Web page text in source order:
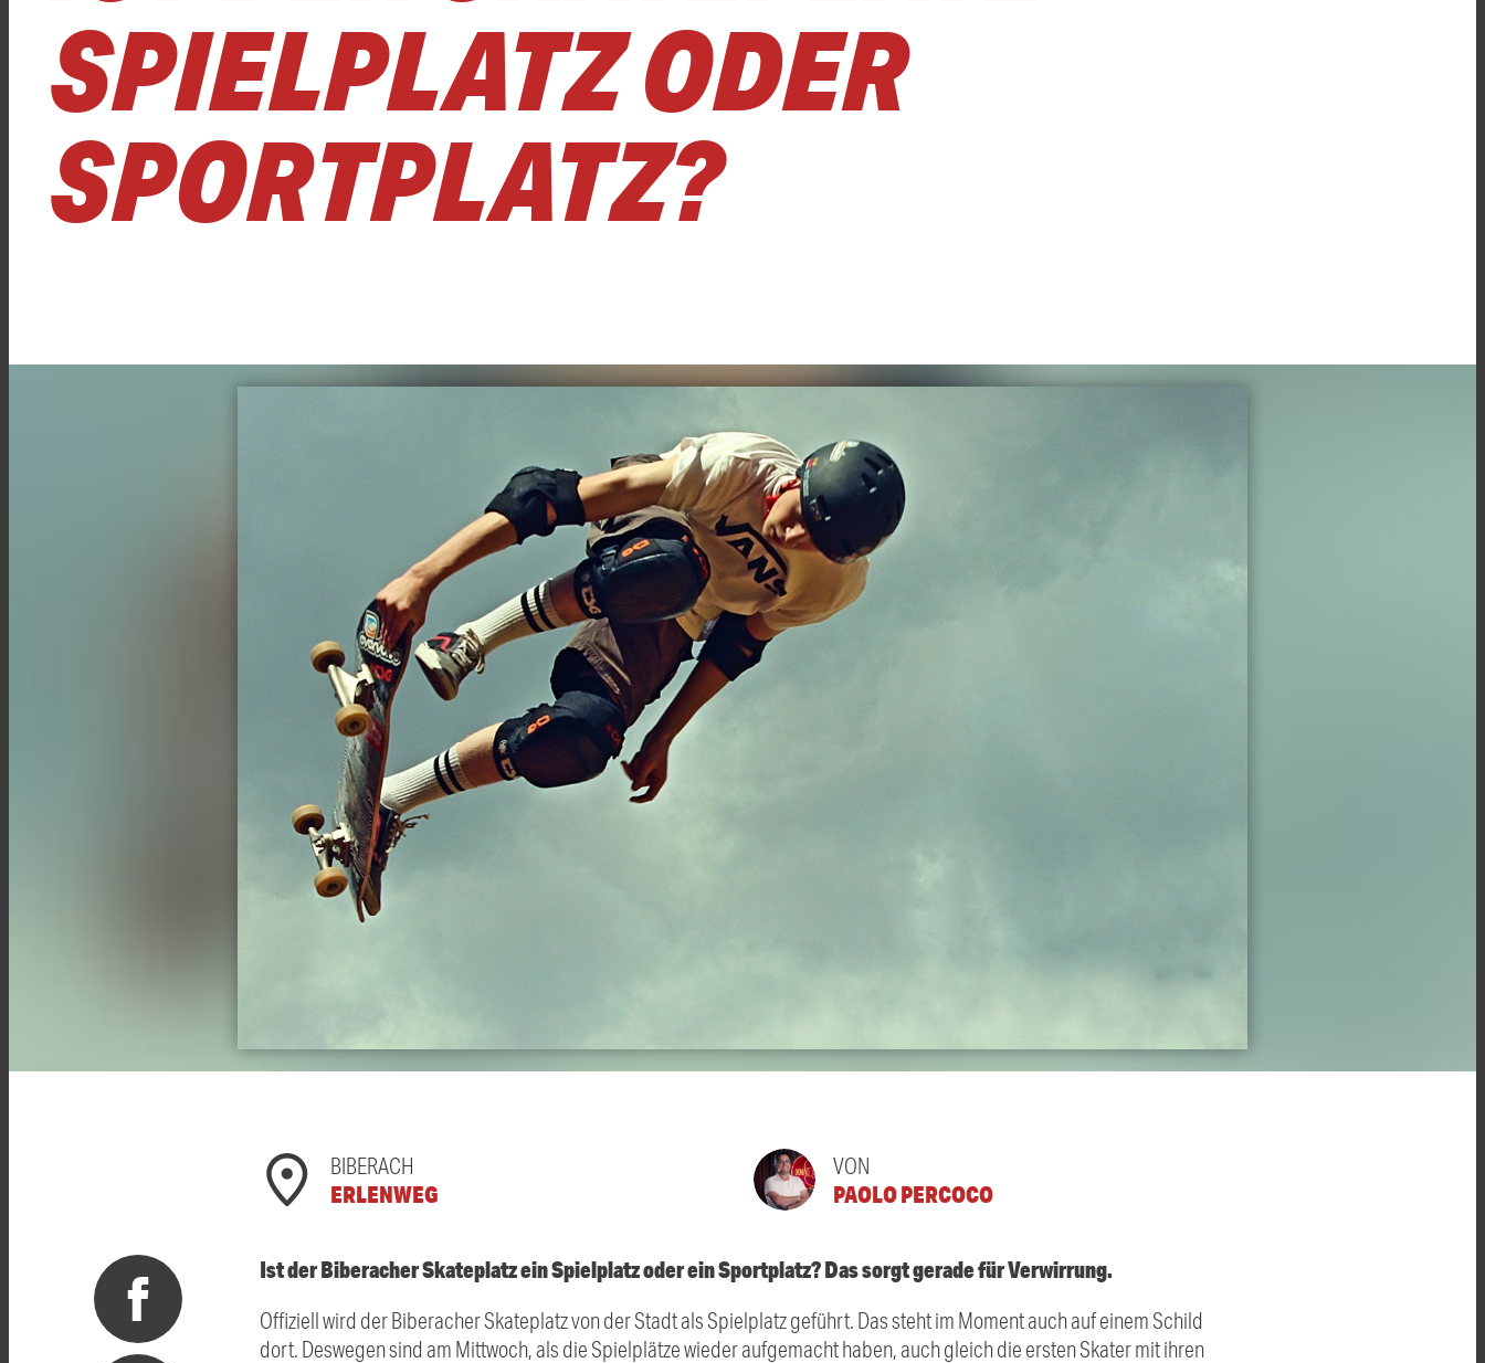
SPIELPLATZ ODER
SPORTPLATZ?
BIBERACH
ERLENWEG
VON
PAOLO PERCOCO
Ist der Biberacher Skateplatz ein Spielplatz oder ein Sportplatz? Das sorgt gerade für Verwirrung.
Offiziell wird der Biberacher Skateplatz von der Stadt als Spielplatz geführt. Das steht im Moment auch auf einem Schild
dort. Deswegen sind am Mittwoch, als die Spielplätze wieder aufgemacht haben, auch gleich die ersten Skater mit ihren